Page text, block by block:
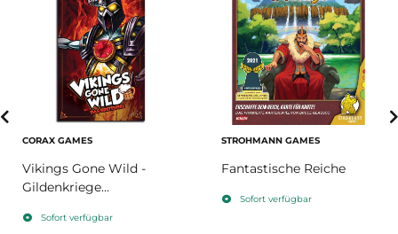
CORAX GAMES
Vikings Gone Wild -
Gildenkriege
Sofort verfügbar
STROHMANN GAMES
Fantastische Reiche
Sofort verfügbar